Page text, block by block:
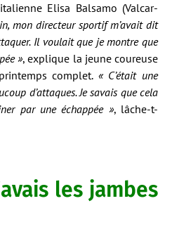
Elisa Balsamo (Valcar-
mon directeur sportif m’avait dit
Il voulait que je montre que
», explique la jeune coureuse
complet. « C’était une
d’attaques. Je savais que cela
par une échappée », lâche-t-
les jambes